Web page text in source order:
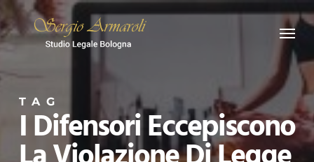
Skip
to
content
Menu
TAG
I Difensori Eccepiscono